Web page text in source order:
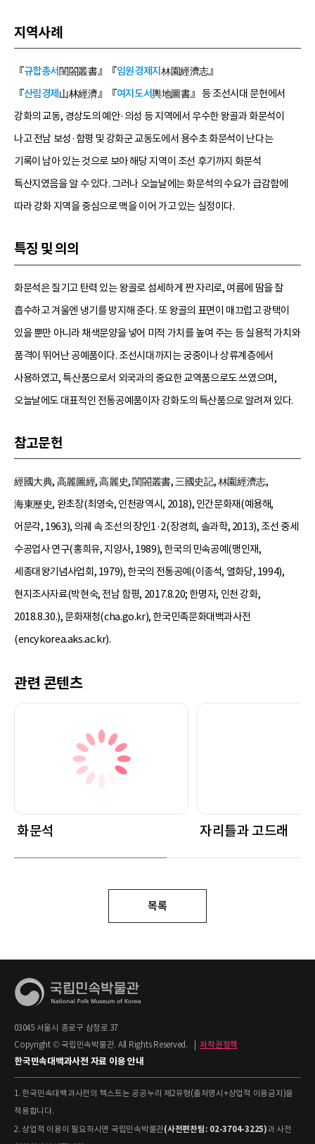
지역사례
『규합총서閨閤叢書』『임원경제지 林園經濟志』
『산림경제 山林經濟』『여지도서輿地圖書』 등 조선시대 문헌에서
강화의 교동, 경상도의 예안·의성 등 지역에서 우수한 왕골과 화문석이
나고 전남 보성·함평 및 강화군 교동도에서 용수초 화문석이 난다는
기록이 남아 있는 것으로 보아 해당 지역이 조선 후기까지 화문석
특산지였음을 알 수 있다. 그러나 오늘날에는 화문석의 수요가 급감함에
따라 강화 지역을 중심으로 맥을 이어 가고 있는 실정이다.
특징 및 의의
화문석은 질기고 탄력 있는 왕골로 섬세하게 짠 자리로, 여름에 땀을 잘
흡수하고 겨울엔 냉기를 방지해 준다. 또 왕골의 표면이 매끄럽고 광택이
있을 뿐만 아니라 채색문양을 넣어 미적 가치를 높여 주는 등 실용적 가치와
품격이 뛰어난 공예품이다. 조선시대까지는 궁중이나 상류계층에서
사용하였고, 특산품으로서 외국과의 중요한 교역품으로도 쓰였으며,
오늘날에도 대표적인 전통공예품이자 강화도의 특산품으로 알려져 있다.
참고문헌
經國大典, 高麗圖經, 高麗史, 閨閤叢書, 三國史記, 林園經濟志,
海東歷史, 완초장(최영숙, 인천광역시, 2018), 인간문화재(예용해,
어문각, 1963), 의궤 속 조선의 장인1·2(장경희, 솔과학, 2013), 조선 중세
수공업사 연구(홍희유, 지양사, 1989), 한국의 민속공예(맹인재,
세종대왕기념사업회, 1979), 한국의 전통공예(이종석, 열화당, 1994),
현지조사자료(박현숙, 전남 함평, 2017.8.20; 한명자, 인천 강화,
2018.8.30.), 문화재청(cha.go.kr), 한국민족문화대백과사전
(encykorea.aks.ac.kr).
관련 콘텐츠
화문석 자리틀과 고드래
목록
03045 서울시 종로구 삼청로 37
Copyright © 국립민속박물관. All Rights Reserved.
저작권정책
한국민속대백과사전 자료 이용 안내
1. 한국민속대백과사전의 텍스트는 공공누리 제2유형(출처명시+상업적 이용금지)을
적용합니다.
2. 상업적 이용이 필요하시면 국립민속박물관(사전편찬팀: 02-3704-3225)과 사전